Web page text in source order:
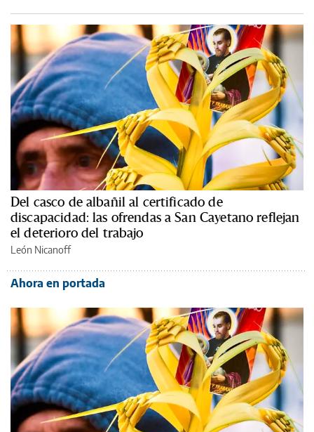
Del casco de albañil al certificado de
discapacidad: las ofrendas a San Cayetano reflejan
el deterioro del trabajo
León Nicanoff
Ahora en portada